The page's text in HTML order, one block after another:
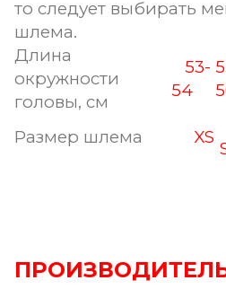
то следует выбирать
шлема.
Длина
окружности
головы, см
53-
54
Размер шлема XS